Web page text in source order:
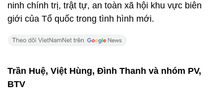
ninh chính trị, trật tự, an toàn xã hội khu vực biên
giới của Tổ quốc trong tình hình mới.
Trần Huệ, Việt Hùng, Đình Thanh và nhóm PV,
BTV